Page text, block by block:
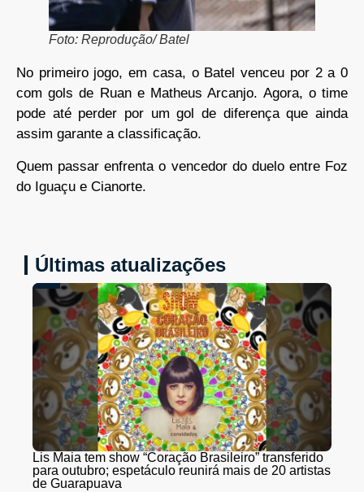
Foto: Reprodução/ Batel
No primeiro jogo, em casa, o Batel venceu por 2 a 0
com gols de Ruan e Matheus Arcanjo. Agora, o time
pode até perder por um gol de diferença que ainda
assim garante a classificação.
Quem passar enfrenta o vencedor do duelo entre Foz
do Iguaçu e Cianorte.
Últimas atualizações
Lis Maia tem show “Coração Brasileiro” transferido
para outubro; espetáculo reunirá mais de 20 artistas
de Guarapuava